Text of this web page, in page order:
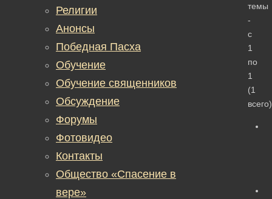
темы
-
с
1
по
1
(1
всего)
Религии
Анонсы
Победная Пасха
Обучение
Обучение священников
Обсуждение
Форумы
Фотовидео
Контакты
Общество «Спасение в
вере»